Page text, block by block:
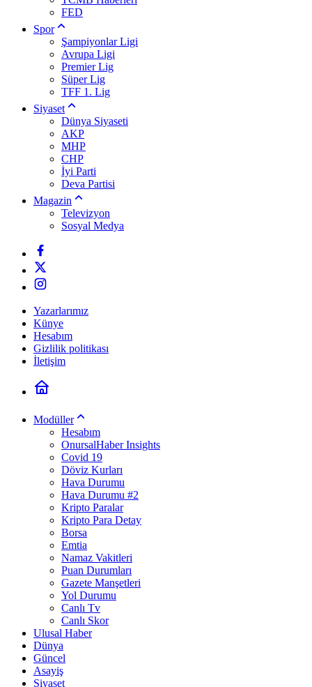
FED
Spor
Şampiyonlar Ligi
Avrupa Ligi
Premier Lig
Süper Lig
TFF 1. Lig
Siyaset
Dünya Siyaseti
AKP
MHP
CHP
İyi Parti
Deva Partisi
Magazin
Televizyon
Sosyal Medya
Yazarlarımız
Künye
Hesabım
Gizlilik politikası
İletişim
Modüller
Hesabım
OnursalHaber Insights
Covid 19
Döviz Kurları
Hava Durumu
Hava Durumu #2
Kripto Paralar
Kripto Para Detay
Borsa
Emtia
Namaz Vakitleri
Puan Durumları
Gazete Manşetleri
Yol Durumu
Canlı Tv
Canlı Skor
Ulusal Haber
Dünya
Güncel
Asayiş
Siyaset